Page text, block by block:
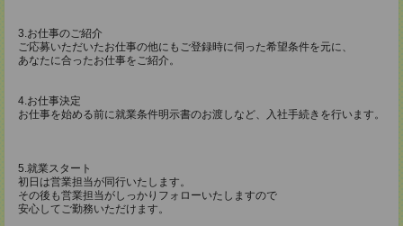
3.お仕事のご紹介
ご応募いただいたお仕事の他にもご登録時に伺った希望条件を元に、
あなたに合ったお仕事をご紹介。
4.お仕事決定
お仕事を始める前に就業条件明示書のお渡しなど、入社手続きを行います。
5.就業スタート
初日は営業担当が同行いたします。
その後も営業担当がしっかりフォローいたしますので
安心してご勤務いただけます。